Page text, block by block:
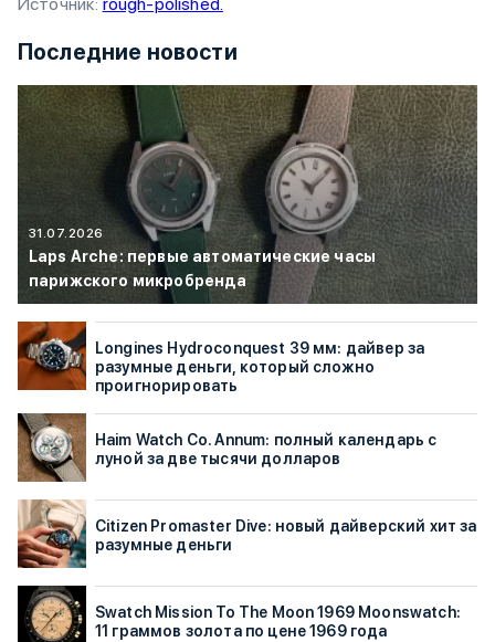
Последние новости
31.07.2026
Laps Arche: первые автоматические часы
парижского микробренда
Longines Hydroconquest 39 мм: дайвер за
разумные деньги, который сложно
проигнорировать
Haim Watch Co. Annum: полный календарь с
луной за две тысячи долларов
Citizen Promaster Dive: новый дайверский хит за
разумные деньги
Swatch Mission To The Moon 1969 Moonswatch:
11 граммов золота по цене 1969 года